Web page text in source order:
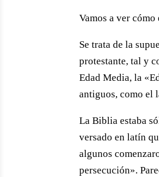
Vamos a ver
Se trata de la
protestante, tal y
Edad Media, la
antiguos, como el
La Biblia estaba
versado en latín
algunos
persecución».